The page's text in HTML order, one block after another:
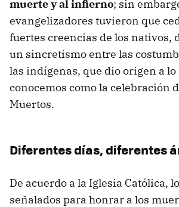
muerte y al infierno; sin
evangelizadores tuvieron que
fuertes creencias de los nativos,
un sincretismo entre las
las indígenas, que dio origen a lo
conocemos como la celebración
Muertos.
Diferentes días, diferentes
De acuerdo a la Iglesia Católica,
señalados para honrar a los